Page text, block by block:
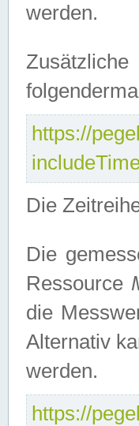
werden.
https://
Die
Die
Ressource
die
Alternativ
werden.
https://